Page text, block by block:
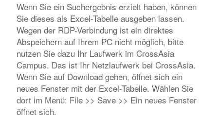
Wenn Sie ein Suchergebnis erzielt haben, können
Sie dieses als Excel-Tabelle ausgeben lassen.
Wegen der RDP-Verbindung ist ein direktes
Abspeichern auf Ihrem PC nicht möglich, bitte
nutzen Sie dazu Ihr Laufwerk im CrossAsia
Campus. Das ist Ihr Netzlaufwerk bei CrossAsia.
Wenn Sie auf Download gehen, öffnet sich ein
neues Fenster mit der Excel-Tabelle. Wählen Sie
dort im Menü: File >> Save >> Ein neues Fenster
öffnet sich.